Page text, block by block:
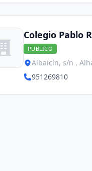
Colegio Pablo
PUBLICO
951269810